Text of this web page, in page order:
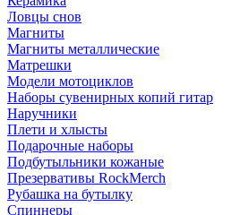
Ловцы снов
Магниты
Магниты металлические
Матрешки
Модели мотоциклов
Наборы сувенирных копий гитар
Наручники
Плети и хлысты
Подарочные наборы
Подбутыльники кожаные
Презервативы RockMerch
Рубашка на бутылку
Спиннеры